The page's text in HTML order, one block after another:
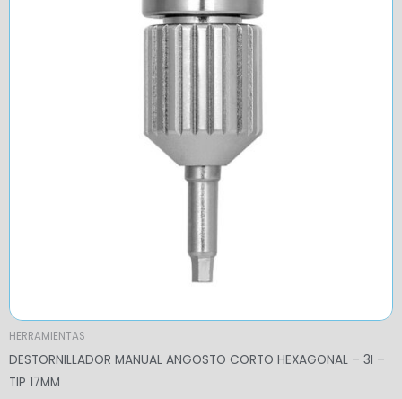
HERRAMIENTAS
DESTORNILLADOR MANUAL ANGOSTO CORTO HEXAGONAL – 3I –
TIP 17MM